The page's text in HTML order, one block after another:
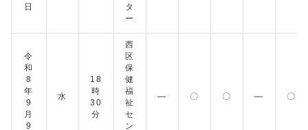
日
タ
ー
令
和
8
年
9
月
9
水
18
時
30
分
西
区
保
健
福
祉
セ
ン
― 〇 〇 ― 〇